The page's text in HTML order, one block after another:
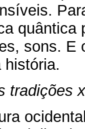
quântica
sons. E
tradições